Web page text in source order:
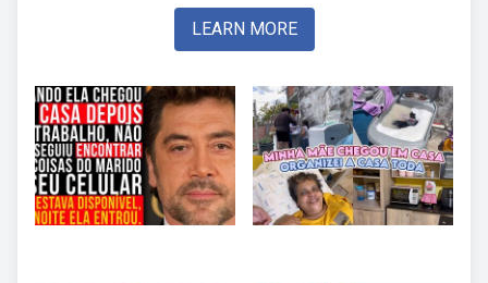
LEARN MORE